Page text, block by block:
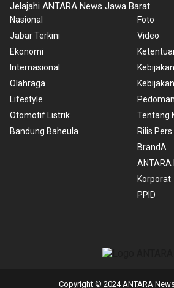
Jelajahi ANTARA News Jawa Barat
Nasional
Jabar Terkini
Ekonomi
Internasional
Olahraga
Lifestyle
Otomotif Listrik
Bandung Baheula
Foto
Video
Tentang
Rilis Pers
BrandA
ANTARA
Korporat
PPID
Copyright © 2024 ANTARA